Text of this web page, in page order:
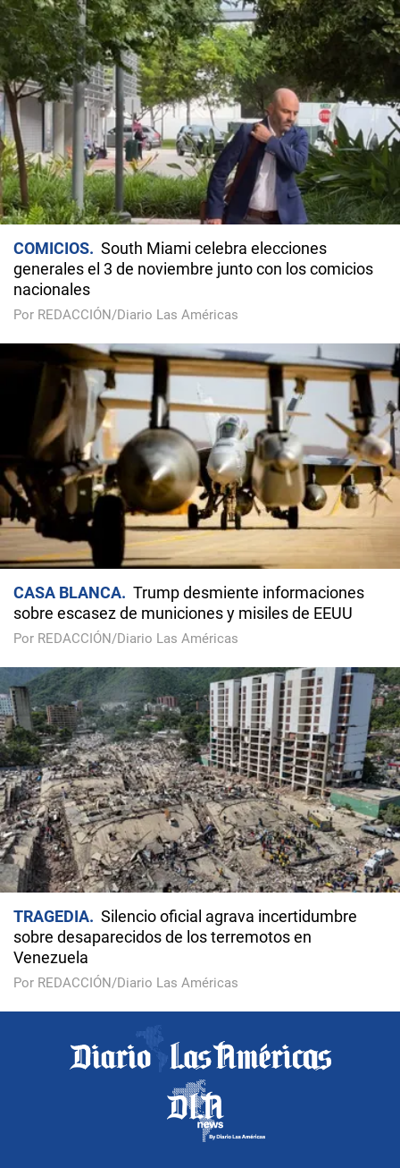
COMICIOS
South Miami celebra elecciones
generales el 3 de noviembre junto con los comicios
nacionales
Por REDACCIÓN/Diario Las Américas
CASA BLANCA
Trump desmiente informaciones
sobre escasez de municiones y misiles de EEUU
Por REDACCIÓN/Diario Las Américas
TRAGEDIA
Silencio oficial agrava incertidumbre
sobre desaparecidos de los terremotos en
Venezuela
Por REDACCIÓN/Diario Las Américas